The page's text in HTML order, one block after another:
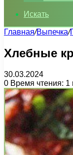
Искать
Главная/Выпечка/
Хлебные
30.03.2024
0 Время чтения: 1